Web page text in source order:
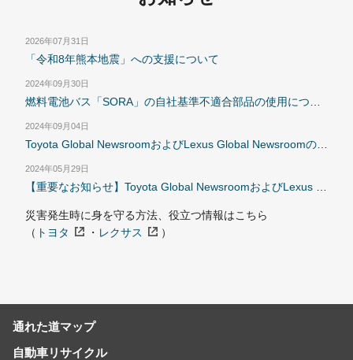
2026年07月31日
「令和8年熊本地震」への支援について
2024年09月30日
2024年09月04日
2024年05月29日
災害発生時に身を守る方法、役立つ情報はこちら
（ トヨタ ・ レクサス ）
通れた道マップ
自動車リサイクル